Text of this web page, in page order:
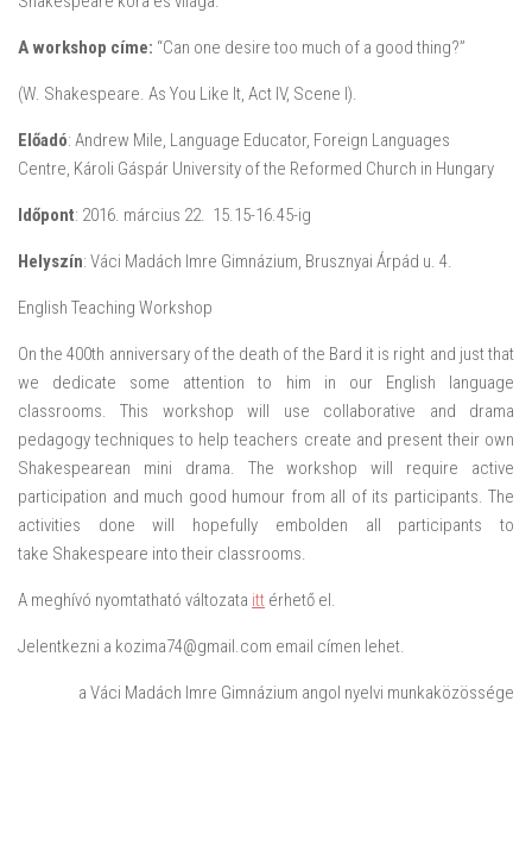
A workshop címe: “Can one desire too much of a good thing?”
(W. Shakespeare. As You Like It, Act IV, Scene I).
Előadó: Andrew Mile, Language Educator, Foreign Languages
Centre, Károli Gáspár University of the Reformed Church in Hungary
Időpont: 2016. március 22. 15.15-16.45-ig
Helyszín: Váci Madách Imre Gimnázium, Brusznyai Árpád u. 4.
English Teaching Workshop
On the 400th anniversary of the death of the Bard it is right and just that
we dedicate some attention to him in our English language
classrooms. This workshop will use collaborative and drama
pedagogy techniques to help teachers create and present their own
Shakespearean mini drama. The workshop will require active
participation and much good humour from all of its participants. The
activities done will hopefully embolden all participants to
take Shakespeare into their classrooms.
A meghívó nyomtatható változata itt érhető el.
Jelentkezni a kozima74@gmail.com email címen lehet.
a Váci Madách Imre Gimnázium angol nyelvi munkaközössége